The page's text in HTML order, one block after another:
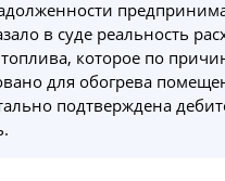
в суде реальность
которое по
для обогрева
подтверждена